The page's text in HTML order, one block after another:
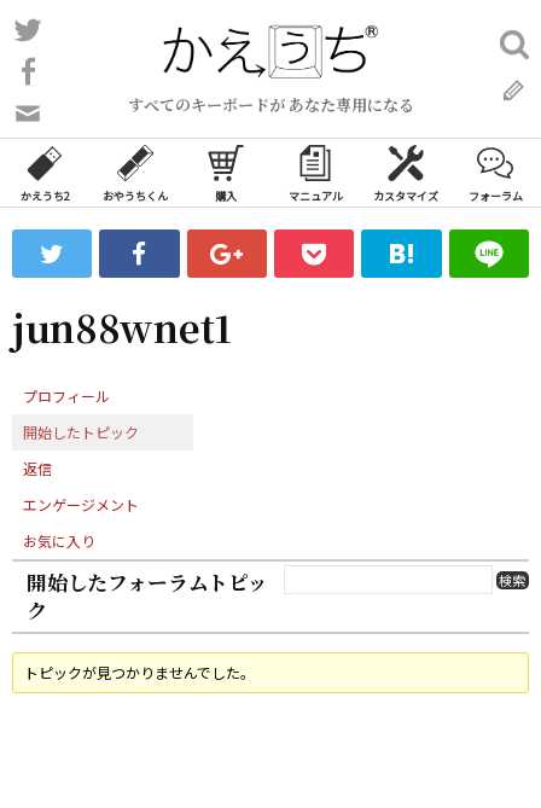
コ
ン
ン
ツ
ス
ッ
プ
すべてのキーボードが あなた専用になる
い
合
わ
フ
ォ
ム
検
索:
かえうち2 おやうちくん 購入 マニュアル カスタマイズ フォーラム
jun88wnet1
プロフィール
開始したトピック
返信
エンゲージメント
お気に入り
開始したフォーラムトピッ
ク
トピックが見つかりませんでした。